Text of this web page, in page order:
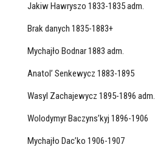
Jakiw Hawryszo 1833-1835 adm.
Brak danych 1835-1883+
Mychajło Bodnar 1883 adm.
Anatol’ Senkewycz 1883-1895
Wasyl Zachajewycz 1895-1896 adm.
Wolodymyr Baczyns’kyj 1896-1906
Mychajło Dac’ko 1906-1907